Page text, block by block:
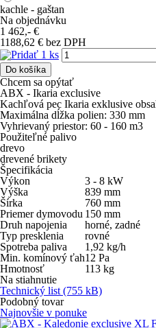
kachle - gaštan
Na objednávku
1 462,- €
1188,62 € bez DPH
Do košíka
Chcem sa opýtať
ABX - Ikaria exclusive
Kachľová pec Ikaria exklusive
Maximálna dĺžka polien: 330 mm
Vyhrievaný priestor: 60 - 160 m3
Použiteľné palivo
drevo
drevené brikety
Špecifikácia
Výkon
3 - 8 kW
Výška
839 mm
Šírka
760 mm
Priemer dymovodu 150 mm
Druh napojenia
horné, zadné
Typ presklenia
rovné
Spotreba paliva
1,92 kg/h
Min. komínový ťah12 Pa
Hmotnosť
113 kg
Na stiahnutie
Technický list (755 kB)
Podobný tovar
Najnovšie v ponuke